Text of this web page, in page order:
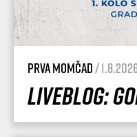
Prva momčad/
Liveblog: